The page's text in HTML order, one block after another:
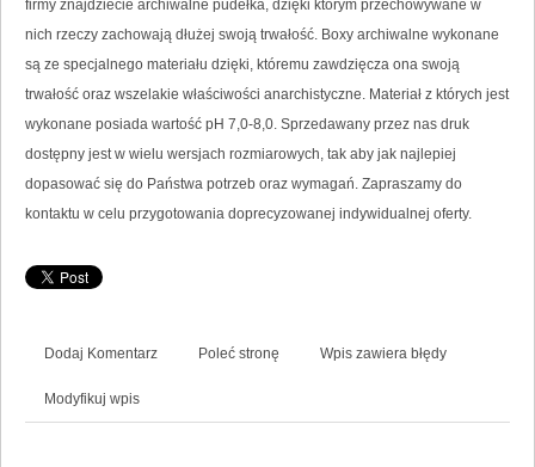
firmy znajdziecie archiwalne pudełka, dzięki którym przechowywane w
nich rzeczy zachowają dłużej swoją trwałość. Boxy archiwalne wykonane
są ze specjalnego materiału dzięki, któremu zawdzięcza ona swoją
trwałość oraz wszelakie właściwości anarchistyczne. Materiał z których jest
wykonane posiada wartość pH 7,0-8,0. Sprzedawany przez nas druk
dostępny jest w wielu wersjach rozmiarowych, tak aby jak najlepiej
dopasować się do Państwa potrzeb oraz wymagań. Zapraszamy do
kontaktu w celu przygotowania doprecyzowanej indywidualnej oferty.
Dodaj Komentarz Poleć stronę Wpis zawiera błędy
Modyfikuj wpis